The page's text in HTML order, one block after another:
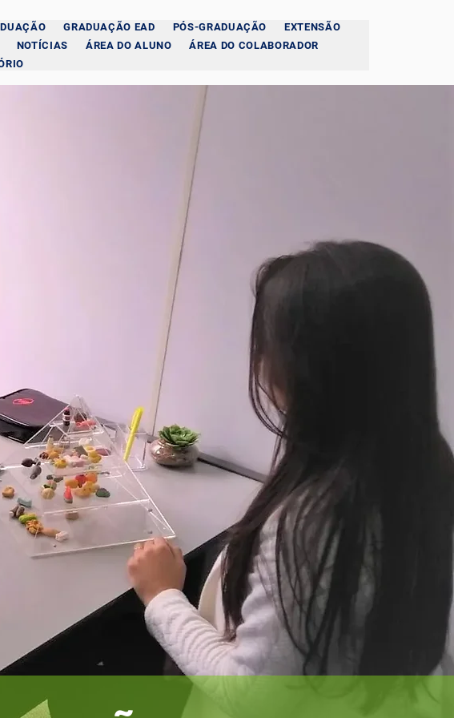
GRADUAÇÃO EAD PÓS-GRADUAÇÃO
EXTENSÃO
NOTÍCIAS ÁREA DO ALUNO
ÁREA DO COLABORADOR